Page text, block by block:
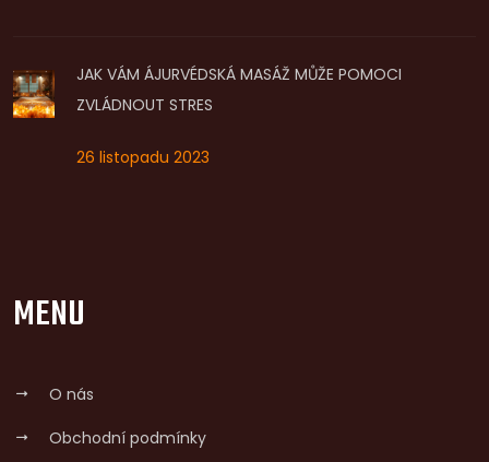
JAK VÁM ÁJURVÉDSKÁ MASÁŽ MŮŽE POMOCI
ZVLÁDNOUT STRES
26 listopadu 2023
MENU
O nás
Obchodní podmínky